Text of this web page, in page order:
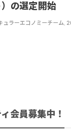
の選定開始
ュラーエコノミーチーム,
会員募集中！